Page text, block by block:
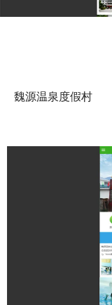
魏源温泉度假村